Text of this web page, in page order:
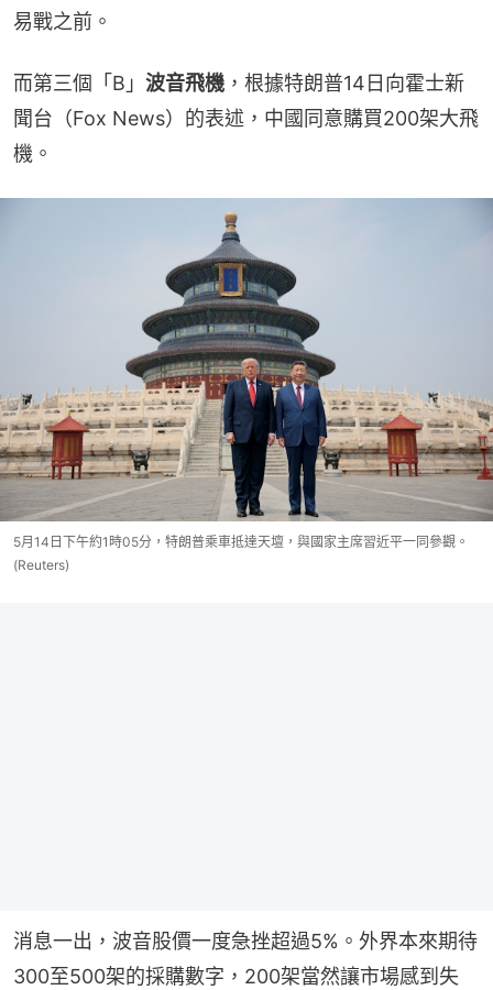
易戰之前。
而第三個「B」 波音飛機 ，根據特朗普14日向霍士新
聞台（Fox News）的表述，中國同意購買200架大飛
機。
5月14日下午約1時05分，特朗普乘車抵達天壇，與國家主席習近平一同參觀。
(Reuters)
消息一出，波音股價一度急挫超過5%。外界本來期待
300至500架的採購數字，200架當然讓市場感到失